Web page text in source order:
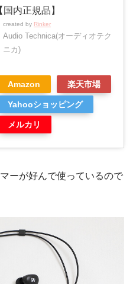
国内正規品】
created by Rinker
Audio Technica(オーディオテク
ニカ)
Amazon 楽天市場
Yahooショッピング
メルカリ
ーが好んで使っているので